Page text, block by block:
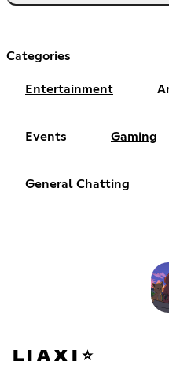
Categories
Entertainment
Events Gaming
General Chatting
L I A X I ⭐